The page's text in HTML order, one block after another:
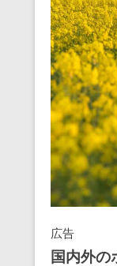
広告
国内外の